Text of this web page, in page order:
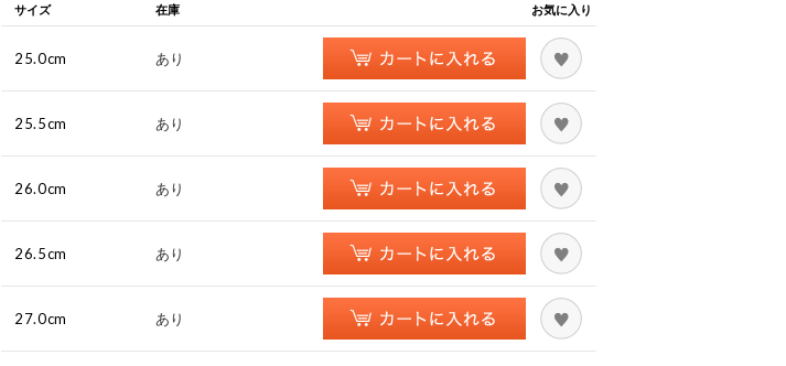
サイズ 在庫 お気に入り
25.0cm あり
25.5cm あり
26.0cm あり
26.5cm あり
27.0cm あり